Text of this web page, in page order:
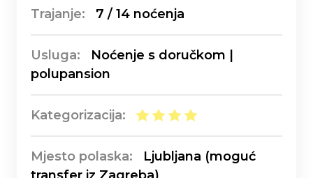
Trajanje: 7 / 14 noćenja
Usluga:
Noćenje s doručkom |
polupansion
Kategorizacija:
Mjesto polaska:
Ljubljana (moguć